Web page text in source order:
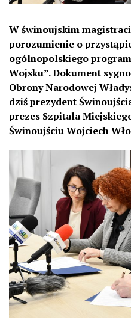
W świnoujskim
porozumienie o
ogólnopolskiego
Wojsku”. Dokument
Obrony Narodowej
dziś prezydent
prezes Szpitala
Świnoujściu Wojciech